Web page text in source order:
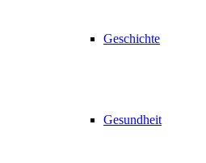
Geschichte
Gesundheit